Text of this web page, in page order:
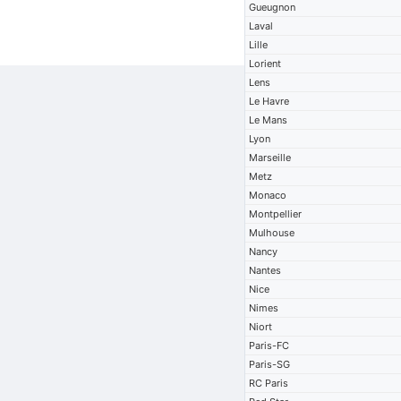
Gueugnon
Laval
Lille
Lorient
Lens
Le Havre
Le Mans
Lyon
Marseille
Metz
Monaco
Montpellier
Mulhouse
Nancy
Nantes
Nice
Nimes
Niort
Paris-FC
Paris-SG
RC Paris